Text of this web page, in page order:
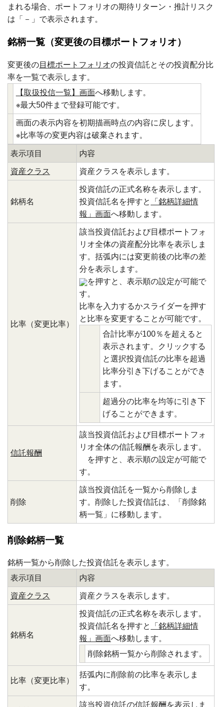
まれる場合、ポートフォリオの期待リターン・推計リスク
は「－」で表示されます。
銘柄一覧（変更後の目標ポートフォリオ）
変更後の目標ポートフォリオの投資信託とその投資配分比
率を一覧で表示します。
【取扱投信一覧】画面へ移動します。
※最大50件まで登録可能です。
画面の表示内容を初期描画時点の内容に戻します。
※比率等の変更内容は破棄されます。
表示項目 内容
資産クラス 資産クラスを表示します。
銘柄名
投資信託の正式名称を表示します。
投資信託名を押すと
「銘柄詳細情
報」画面へ移動します。
比率（変更比率）
該当投資信託および目標ポートフォ
リオ全体の資産配分比率を表示しま
す。括弧内には変更前後の比率の差
分を表示します。
を押すと、表示順の設定が可能で
す。
比率を入力するかスライダーを押す
と比率を変更することが可能です。
合計比率が100％を超えると
表示されます。クリックする
と選択投資信託の比率を超過
比率分引き下げることができ
ます。
超過分の比率を均等に引き下
げることができます。
信託報酬
該当投資信託および目標ポートフォ
リオ全体の信託報酬を表示します。
を押すと、表示順の設定が可能で
す。
削除
該当投資信託を一覧から削除しま
す。削除した投資信託は、「削除銘
柄一覧」に移動します。
削除銘柄一覧
銘柄一覧から削除した投資信託を表示します。
表示項目
内容
資産クラス 資産クラスを表示します。
銘柄名
投資信託の正式名称を表示します。
投資信託名を押すと
「銘柄詳細情
報」画面へ移動します。
削除銘柄一覧から削除されます。
比率（変更比率）
括弧内に削除前の比率を表示しま
す。
該当投資信託の信託報酬を表示しま